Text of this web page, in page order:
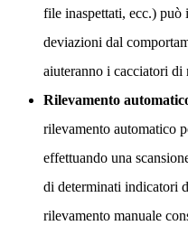
file inaspettati, ecc.) può
deviazioni dal
aiuteranno i cacciatori di
Rilevamento
rilevamento automatico
effettuando una
di determinati indicatori
rilevamento manuale